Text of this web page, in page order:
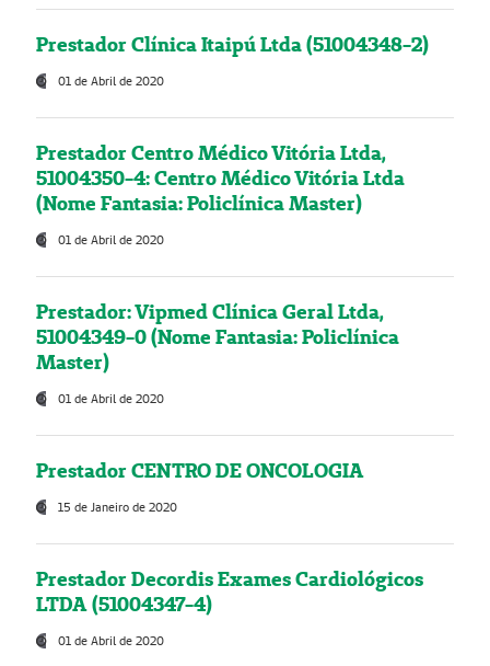
Prestador Clínica Itaipú Ltda (51004348-2)
01 de Abril de 2020
Prestador Centro Médico Vitória Ltda,
51004350-4: Centro Médico Vitória Ltda
(Nome Fantasia: Policlínica Master)
01 de Abril de 2020
Prestador: Vipmed Clínica Geral Ltda,
51004349-0 (Nome Fantasia: Policlínica
Master)
01 de Abril de 2020
Prestador CENTRO DE ONCOLOGIA
15 de Janeiro de 2020
Prestador Decordis Exames Cardiológicos
LTDA (51004347-4)
01 de Abril de 2020